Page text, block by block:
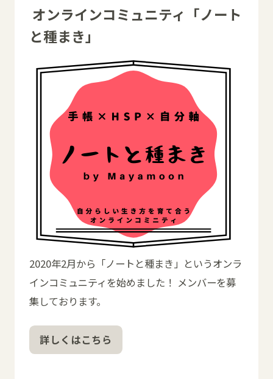
オンラインコミュニティ「ノート
と種まき」
2020年2月から「ノートと種まき」というオンラ
インコミュニティを始めました！ メンバーを募
集しております。
詳しくはこちら